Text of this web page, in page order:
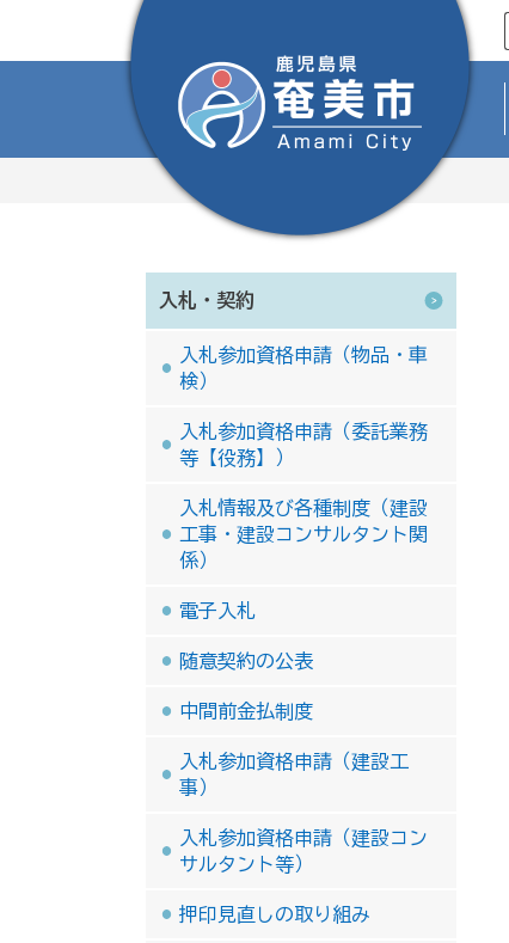
入札・契約
入札参加資格申請（物品・車
検）
入札参加資格申請（委託業務
等【役務】）
入札情報及び各種制度（建設
工事・建設コンサルタント関
係）
電子入札
随意契約の公表
中間前金払制度
入札参加資格申請（建設工
事）
入札参加資格申請（建設コン
サルタント等）
押印見直しの取り組み